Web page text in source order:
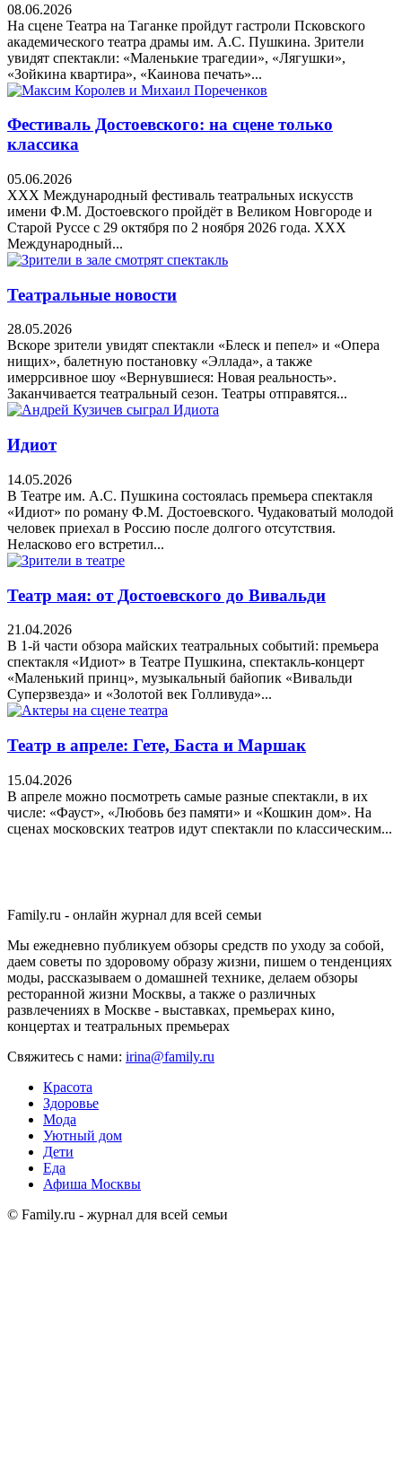
08.06.2026
На сцене Театра на Таганке пройдут гастроли Псковского
академического театра драмы им. А.С. Пушкина. Зрители
увидят спектакли: «Маленькие трагедии», «Лягушки»,
«Зойкина квартира», «Каинова печать»...
Фестиваль Достоевского: на сцене только
классика
05.06.2026
XXX Международный фестиваль театральных искусств
имени Ф.М. Достоевского пройдёт в Великом Новгороде и
Старой Руссе с 29 октября по 2 ноября 2026 года. XXX
Международный...
Театральные новости
28.05.2026
Вскоре зрители увидят спектакли «Блеск и пепел» и «Опера
нищих», балетную постановку «Эллада», а также
имеррсивное шоу «Вернувшиеся: Новая реальность».
Заканчивается театральный сезон. Театры отправятся...
Идиот
14.05.2026
В Театре им. А.С. Пушкина состоялась премьера спектакля
«Идиот» по роману Ф.М. Достоевского. Чудаковатый молодой
человек приехал в Россию после долгого отсутствия.
Неласково его встретил...
Театр мая: от Достоевского до Вивальди
21.04.2026
В 1-й части обзора майских театральных событий: премьера
спектакля «Идиот» в Театре Пушкина, спектакль-концерт
«Маленький принц», музыкальный байопик «Вивальди
Суперзвезда» и «Золотой век Голливуда»...
Театр в апреле: Гете, Баста и Маршак
15.04.2026
В апреле можно посмотреть самые разные спектакли, в их
числе: «Фауст», «Любовь без памяти» и «Кошкин дом». На
сценах московских театров идут спектакли по классическим...
Family.ru - онлайн журнал для всей семьи
Мы ежедневно публикуем обзоры средств по уходу за собой,
даем советы по здоровому образу жизни, пишем о тенденциях
моды, рассказываем о домашней технике, делаем обзоры
ресторанной жизни Москвы, а также о различных
развлечениях в Москве - выставках, премьерах кино,
концертах и театральных премьерах
Свяжитесь с нами: irina@family.ru
Красота
Здоровье
Мода
Уютный дом
Дети
Еда
Афиша Москвы
© Family.ru - журнал для всей семьи